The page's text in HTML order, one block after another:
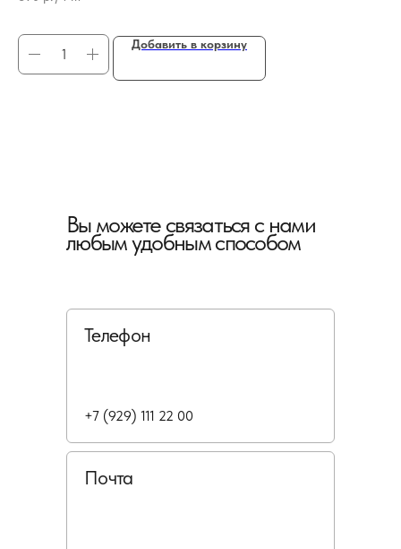
Добавить в корзину
Вы можете связаться с нами
любым удобным способом
Телефон
Почта
+7 (929) 111 22 00